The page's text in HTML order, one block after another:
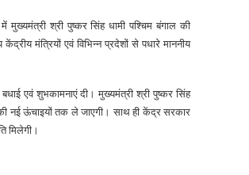
मुख्यमंत्री श्री पुष्कर सिंह धामी पश्चिम बंगाल की
मंत्रियों एवं विभिन्न प्रदेशों से पधारे माननीय
एवं शुभकामनाएं दी। मुख्यमंत्री श्री पुष्कर सिंह
नई ऊंचाइयों तक ले जाएगी। साथ ही केंद्र सरकार
मिलेगी।